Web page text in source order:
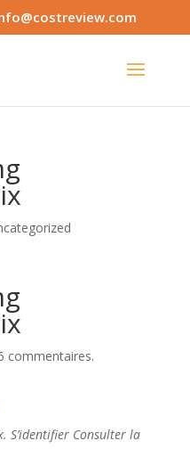
commentaires.
S’identifier Consulter la